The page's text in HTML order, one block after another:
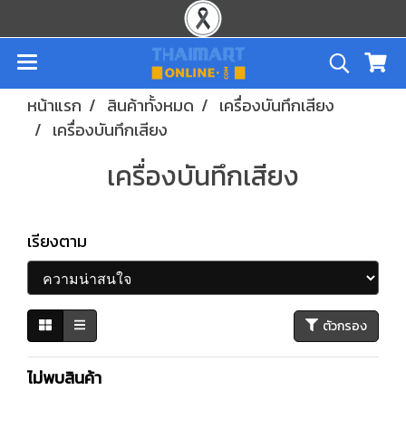
หน้าแรก สินค้าทั้งหมด
เครื่องบันทึกเสียง
เครื่องบันทึกเสียง
เครื่องบันทึกเสียง
เรียงตาม
ตัวกรอง
ไม่พบสินค้า